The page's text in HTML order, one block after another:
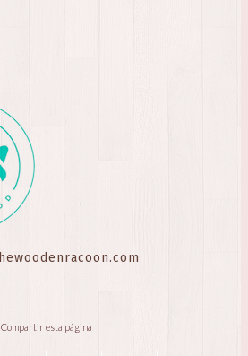
Compartir esta página